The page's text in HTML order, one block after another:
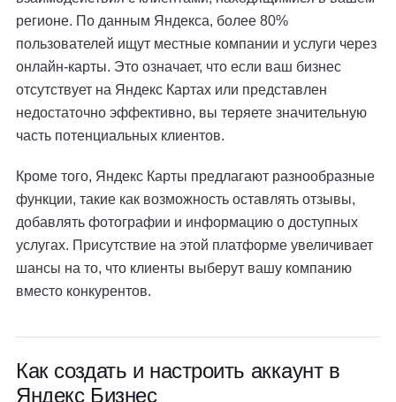
регионе. По данным Яндекса, более 80%
пользователей ищут местные компании и услуги через
онлайн-карты. Это означает, что если ваш бизнес
отсутствует на Яндекс Картах или представлен
недостаточно эффективно, вы теряете значительную
часть потенциальных клиентов.
Кроме того, Яндекс Карты предлагают разнообразные
функции, такие как возможность оставлять отзывы,
добавлять фотографии и информацию о доступных
услугах. Присутствие на этой платформе увеличивает
шансы на то, что клиенты выберут вашу компанию
вместо конкурентов.
Как создать и настроить аккаунт в
Яндекс Бизнес